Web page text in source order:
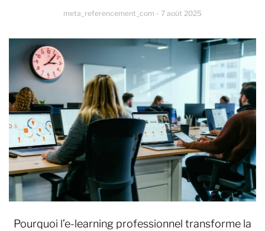
meta_referencement_com 7 août 2025
Pourquoi l’e-learning professionnel transforme la